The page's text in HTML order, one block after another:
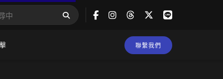
聯繫我們